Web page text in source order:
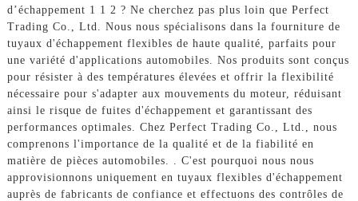
d’échappement 1 1 2 ? Ne cherchez pas plus loin que Perfect
Trading Co., Ltd. Nous nous spécialisons dans la fourniture de
tuyaux d'échappement flexibles de haute qualité, parfaits pour
une variété d'applications automobiles. Nos produits sont conçus
pour résister à des températures élevées et offrir la flexibilité
nécessaire pour s'adapter aux mouvements du moteur, réduisant
ainsi le risque de fuites d'échappement et garantissant des
performances optimales. Chez Perfect Trading Co., Ltd., nous
comprenons l'importance de la qualité et de la fiabilité en
matière de pièces automobiles. . C'est pourquoi nous nous
approvisionnons uniquement en tuyaux flexibles d'échappement
auprès de fabricants de confiance et effectuons des contrôles de